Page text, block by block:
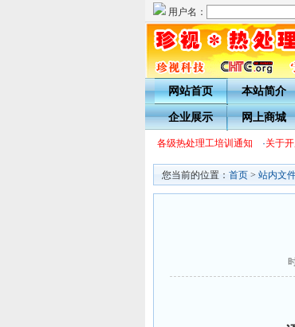
用户名：
网站首页 本站简介
企业展示 网上商城
2022年宁波热处理学会各级热处理工培训通知 关于开
您当前的位置： 首页 > 站内文